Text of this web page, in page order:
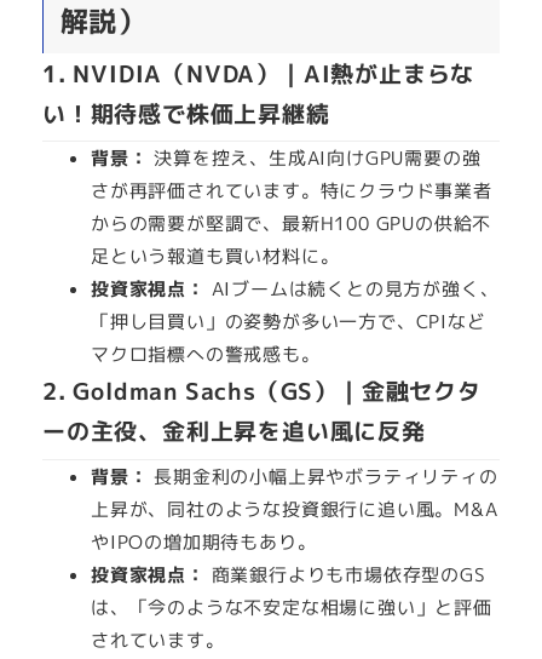
解説）
1. NVIDIA（NVDA）｜AI熱が止まらな
い！期待感で株価上昇継続
背景： 決算を控え、生成AI向けGPU需要の強
さが再評価されています。特にクラウド事業者
からの需要が堅調で、最新H100 GPUの供給不
足という報道も買い材料に。
投資家視点： AIブームは続くとの見方が強く、
「押し目買い」の姿勢が多い一方で、CPIなど
マクロ指標への警戒感も。
2.Goldman Sachs（GS）｜金融セクタ
ーの主役、金利上昇を追い風に反発
背景： 長期金利の小幅上昇やボラティリティの
上昇が、同社のような投資銀行に追い風。M&A
やIPOの増加期待もあり。
投資家視点： 商業銀行よりも市場依存型のGS
は、「今のような不安定な相場に強い」と評価
されています。